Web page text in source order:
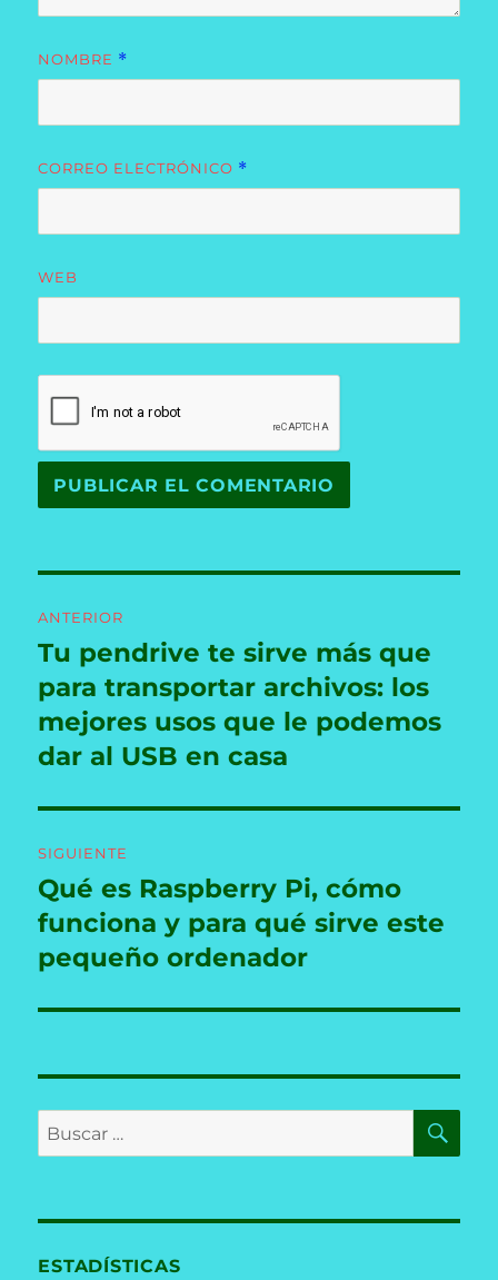
NOMBRE *
CORREO ELECTRÓNICO *
WEB
de
entradas
ANTERIOR
Entrada
anterior:
Tu pendrive te sirve más que
para transportar archivos: los
mejores usos que le podemos
dar al USB en casa
SIGUIENTE
Entrada
siguiente:
Qué es Raspberry Pi, cómo
funciona y para qué sirve este
pequeño ordenador
Buscar
por:
ESTADÍSTICAS